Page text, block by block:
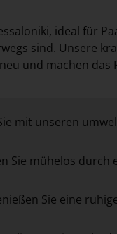
ideal für
sind. Unsere
und machen
mit unseren
Sie mühelos durch
Sie eine